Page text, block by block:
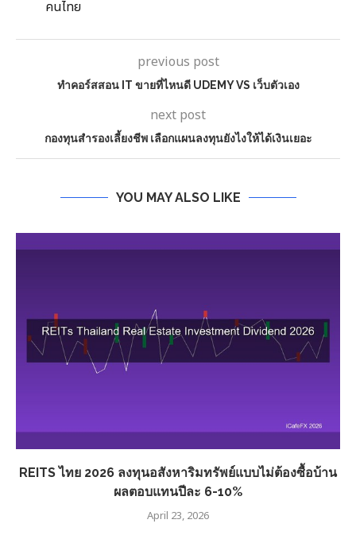
previous post
ทำคอร์สสอน IT ขายที่ไหนดี UDEMY VS เว็บตัวเอง
next post
กองทุนสำรองเลี้ยงชีพ เลือกแผนลงทุนยังไงให้ได้เงินเยอะ
YOU MAY ALSO LIKE
REITS ไทย 2026 ลงทุนอสังหาริมทรัพย์แบบไม่ต้องซื้อบ้าน
ผลตอบแทนปีละ 6-10%
April 23, 2026